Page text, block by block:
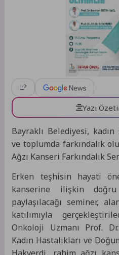
Yazı
Bayraklı Belediyesi,
ve toplumda farkındalık
Ağzı Kanseri Farkındalık
Erken teşhisin hayati
kanserine ilişkin
paylaşılacağı seminer,
katılımıyla
Onkoloji Uzmanı Prof.
Kadın Hastalıkları ve